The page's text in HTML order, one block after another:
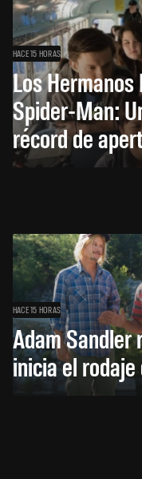
HACE 15 HORAS
Los
Spider-Man:
récord de
HACE 15 HORAS
Adam Sandler
inicia el rodaje